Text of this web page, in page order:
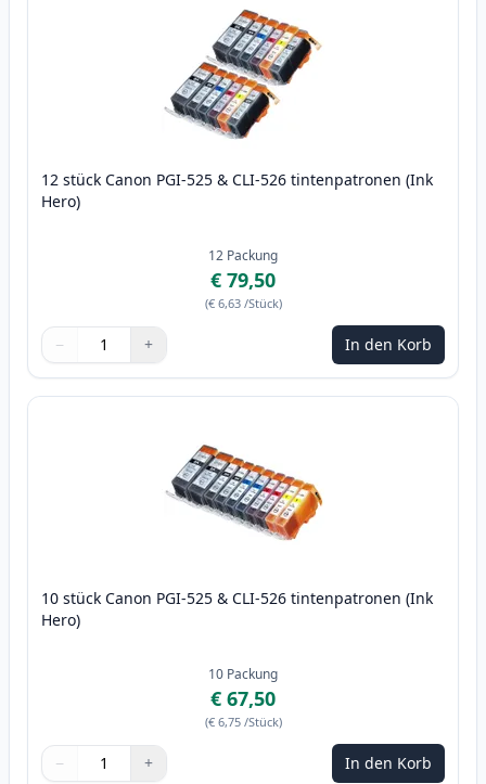
12 stück Canon PGI-525 & CLI-526 tintenpatronen (Ink
Hero)
12 Packung
€ 79,50
(€ 6,63 /Stück)
Menge
Verwenden Sie die Tasten, um anzupassen
− +
Menge 1 In den Korb
10 stück Canon PGI-525 & CLI-526 tintenpatronen (Ink
Hero)
10 Packung
€ 67,50
(€ 6,75 /Stück)
Menge
Verwenden Sie die Tasten, um anzupassen
− +
Menge 1 In den Korb